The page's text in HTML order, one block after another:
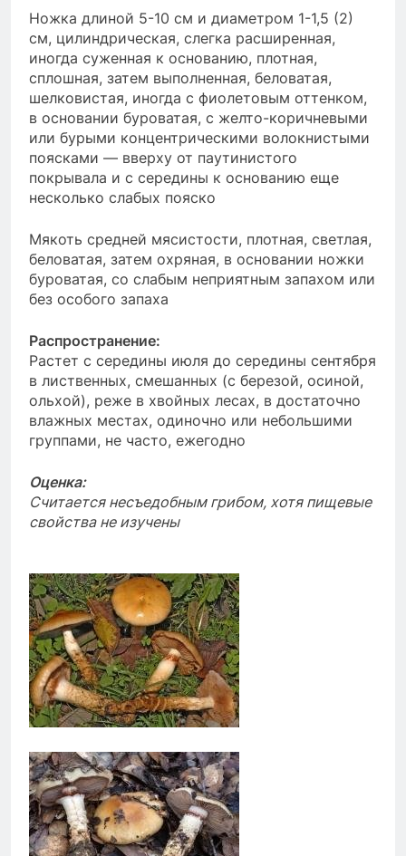
Ножка длиной 5-10 см и диаметром 1-1,5 (2)
см, цилиндрическая, слегка расширенная,
иногда суженная к основанию, плотная,
сплошная, затем выполненная, беловатая,
шелковистая, иногда с фиолетовым оттенком,
в основании буроватая, с желто-коричневыми
или бурыми концентрическими волокнистыми
поясками — вверху от паутинистого
покрывала и с середины к основанию еще
несколько слабых пояско
Мякоть средней мясистости, плотная, светлая,
беловатая, затем охряная, в основании ножки
буроватая, со слабым неприятным запахом или
без особого запаха
Распространение:
Растет с середины июля до середины сентября
в лиственных, смешанных (с березой, осиной,
ольхой), реже в хвойных лесах, в достаточно
влажных местах, одиночно или небольшими
группами, не часто, ежегодно
Оценка:
Считается несъедобным грибом, хотя пищевые
свойства не изучены